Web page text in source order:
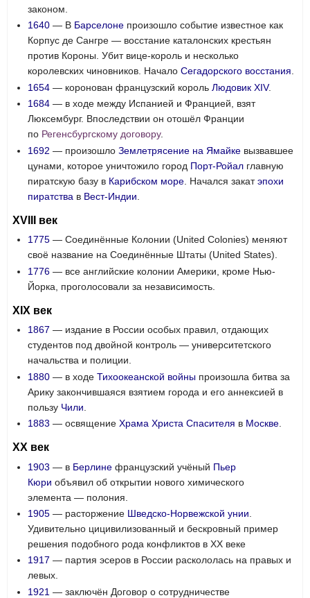
законом.
1640 — В Барселоне произошло событие известное как
Корпус де Сангре — восстание каталонских крестьян
против Короны. Убит вице-король и несколько
королевских чиновников. НачалоСегадорского восстания.
1654 — коронован французский корольЛюдовик XIV.
1684 — в ходе между Испанией и Францией, взят
Люксембург. Впоследствии он отошёл Франции
по Регенсбургскому договору.
1692 — произошлоЗемлетрясение на Ямайке вызвавшее
цунами, которое уничтожило город Порт-Ройал главную
пиратскую базу в Карибском море . Начался закатэпохи
пиратства в Вест-Индии
XVIII век
1775 — Соединённые Колонии (United Colonies) меняют
своё название на Соединённые Штаты (United States).
1776 — все английские колонии Америки, кроме Нью-
Йорка, проголосовали за независимость.
XIX век
1867 — издание в России особых правил, отдающих
студентов под двойной контроль — университетского
начальства и полиции.
1880 — в ходеТихоокеанской войны произошла битва за
Арику закончившаяся взятием города и его аннексией в
пользу Чили
1883 — освящениеХрама Христа Спасителя в Москве
XX век
1903 — в Берлине французский учёный Пьер
Кюри объявил об открытии нового химического
элемента — полония.
1905 — расторжение Шведско-Норвежской унии
Удивительно цицивилизованный и бескровный пример
решения подобного рода конфликтов в XX веке
1917 — партия эсеров в России раскололась на правых и
левых.
1921 — заключён Договор о сотрудничестве